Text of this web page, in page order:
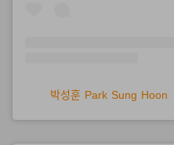
박성훈 Park Sung